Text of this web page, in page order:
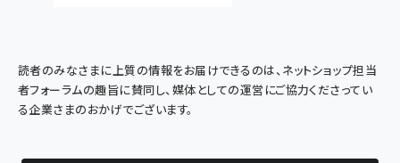
読者のみなさまに上質の情報をお届けできるのは、ネットショップ担当
者フォーラムの趣旨に賛同し、媒体としての運営にご協力くださってい
る企業さまのおかげでございます。